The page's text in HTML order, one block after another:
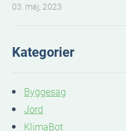
03. maj, 2023
Kategorier
Byggesag
Jord
KlimaBot